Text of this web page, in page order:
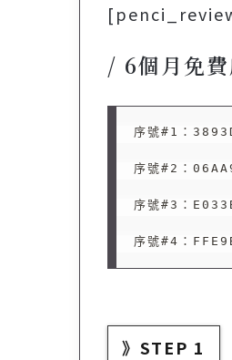
/ 6個月免
序號#1：
序號#2：
序號#3：
》STEP 1